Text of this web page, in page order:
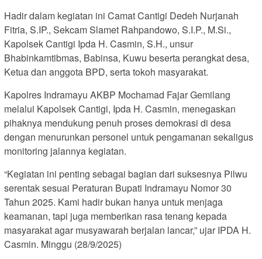
Hadir dalam kegiatan ini Camat Cantigi Dedeh Nurjanah
Fitria, S.IP., Sekcam Slamet Rahpandowo, S.I.P., M.Si.,
Kapolsek Cantigi Ipda H. Casmin, S.H., unsur
Bhabinkamtibmas, Babinsa, Kuwu beserta perangkat desa,
Ketua dan anggota BPD, serta tokoh masyarakat.
Kapolres Indramayu AKBP Mochamad Fajar Gemilang
melalui Kapolsek Cantigi, Ipda H. Casmin, menegaskan
pihaknya mendukung penuh proses demokrasi di desa
dengan menurunkan personel untuk pengamanan sekaligus
monitoring jalannya kegiatan.
“Kegiatan ini penting sebagai bagian dari suksesnya Pilwu
serentak sesuai Peraturan Bupati Indramayu Nomor 30
Tahun 2025. Kami hadir bukan hanya untuk menjaga
keamanan, tapi juga memberikan rasa tenang kepada
masyarakat agar musyawarah berjalan lancar,” ujar IPDA H.
Casmin. Minggu (28/9/2025)